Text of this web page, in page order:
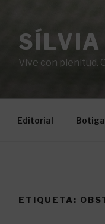
SÍLVIA
Vive con plenitud.
Editorial
ETIQUETA: